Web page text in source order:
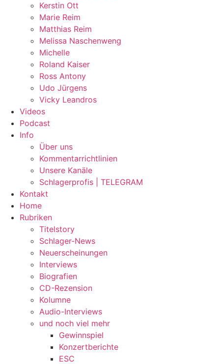
Kerstin Ott
Marie Reim
Matthias Reim
Melissa Naschenweng
Michelle
Roland Kaiser
Ross Antony
Udo Jürgens
Vicky Leandros
Videos
Podcast
Info
Über uns
Kommentarrichtlinien
Unsere Kanäle
Schlagerprofis | TELEGRAM
Kontakt
Home
Rubriken
Titelstory
Schlager-News
Neuerscheinungen
Interviews
Biografien
CD-Rezension
Kolumne
Audio-Interviews
und noch viel mehr
Gewinnspiel
Konzertberichte
ESC